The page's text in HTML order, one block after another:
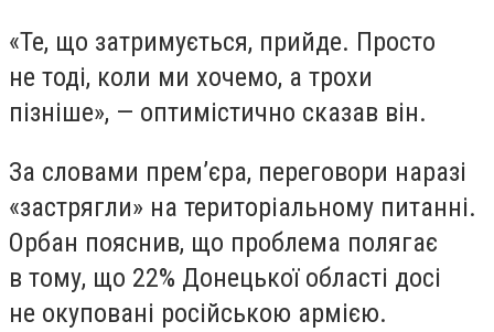
«Те, що затримується, прийде. Просто
не тоді, коли ми хочемо, а трохи
пізніше», — оптимістично сказав він.
За словами прем’єра, переговори наразі
«застрягли» на територіальному питанні.
Орбан пояснив, що проблема полягає
в тому, що 22% Донецької області досі
не окуповані російською армією.